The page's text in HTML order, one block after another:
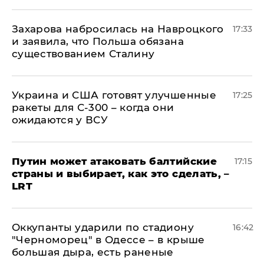
​Захарова набросилась на Навроцкого
и заявила, что Польша обязана
существованием Сталину
17:33
Украина и США готовят улучшенные
ракеты для С-300 – когда они
ожидаются у ВСУ
17:25
Путин может атаковать балтийские
страны и выбирает, как это сделать, –
LRT
17:15
Оккупанты ударили по стадиону
"Черноморец" в Одессе – в крыше
большая дыра, есть раненые
16:42